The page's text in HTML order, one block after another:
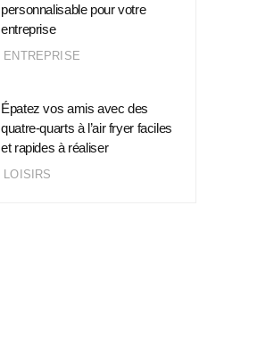
personnalisable pour votre
entreprise
ENTREPRISE
Épatez vos amis avec des
quatre-quarts à l’air fryer faciles
et rapides à réaliser
LOISIRS